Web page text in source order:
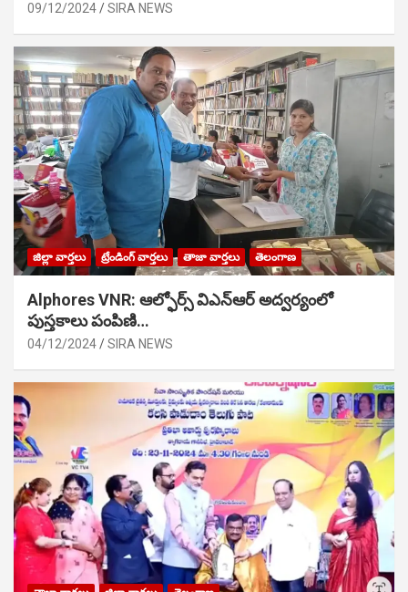
09/12/2024 SIRA NEWS
జిల్లా వార్తలు ట్రేండింగ్ వార్తలు తాజా వార్తలు తెలంగాణ
Alphores VNR: ఆల్ఫోర్స్ విఎన్ఆర్ అద్వర్యంలో
పుస్తకాలు పంపిణి…
04/12/2024 SIRA NEWS